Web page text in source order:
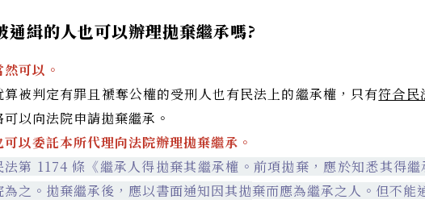
通緝的人也可以辦理拋棄繼承嗎?
然可以。
算被判定有罪且褫奪公權的受刑人也有民法上的繼承權，只有符合民
可以向法院申請拋棄繼承。
可以委託本所代理向法院辦理拋棄繼承。
法第 1174 條《繼承人得拋棄其繼承權。前項拋棄，應於知悉其得
為之。拋棄繼承後，應以書面通知因其拋棄而應為繼承之人。但不能